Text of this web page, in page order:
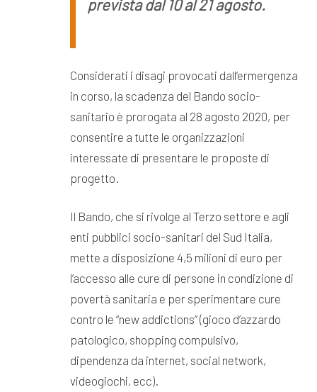
prevista dal 10 al 21 agosto.
Considerati i disagi provocati dall’ermergenza
in corso, la scadenza del Bando socio-
sanitario è prorogata al 28 agosto 2020, per
consentire a tutte le organizzazioni
interessate di presentare le proposte di
progetto.
Il Bando, che si rivolge al Terzo settore e agli
enti pubblici socio-sanitari del Sud Italia,
mette a disposizione 4,5 milioni di euro per
l’accesso alle cure di persone in condizione di
povertà sanitaria e per sperimentare cure
contro le “new addictions” (gioco d’azzardo
patologico, shopping compulsivo,
dipendenza da internet, social network,
videogiochi, ecc).